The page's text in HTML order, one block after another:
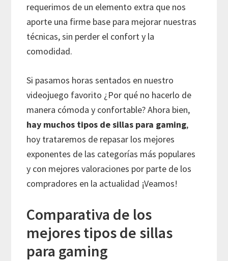
requerimos de un elemento extra que nos
aporte una firme base para mejorar nuestras
técnicas, sin perder el confort y la
comodidad.
Si pasamos horas sentados en nuestro
videojuego favorito ¿Por qué no hacerlo de
manera cómoda y confortable? Ahora bien,
hay muchos tipos de sillas para gaming,
hoy trataremos de repasar los mejores
exponentes de las categorías más populares
y con mejores valoraciones por parte de los
compradores en la actualidad ¡Veamos!
Comparativa de los
mejores tipos de sillas
para gaming